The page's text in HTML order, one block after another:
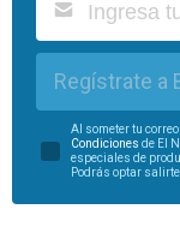
Regístrate a
Al someter tu
Condiciones de El
especiales de
Podrás optar